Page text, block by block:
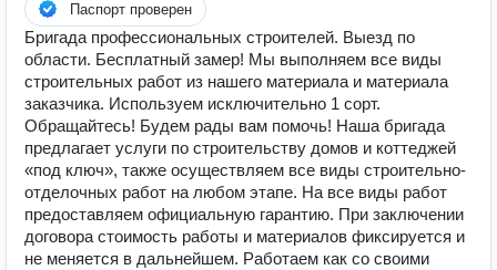
Паспорт проверен
Бригада профессиональных строителей. Выезд по
области. Бесплатный замер! Мы выполняем все виды
строительных работ из нашего материала и материала
заказчика. Используем исключительно 1 сорт.
Обращайтесь! Будем рады вам помочь! Наша бригада
предлагает услуги по строительству домов и коттеджей
«под ключ», также осуществляем все виды строительно-
отделочных работ на любом этапе. На все виды работ
предоставляем официальную гарантию. При заключении
договора стоимость работы и материалов фиксируется и
не меняется в дальнейшем. Работаем как со своими